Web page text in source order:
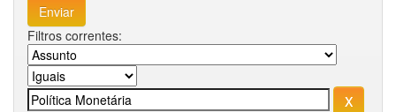
Filtros correntes: